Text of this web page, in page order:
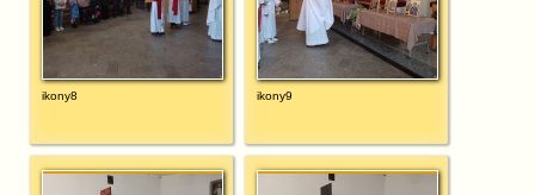
ikony8 ikony9